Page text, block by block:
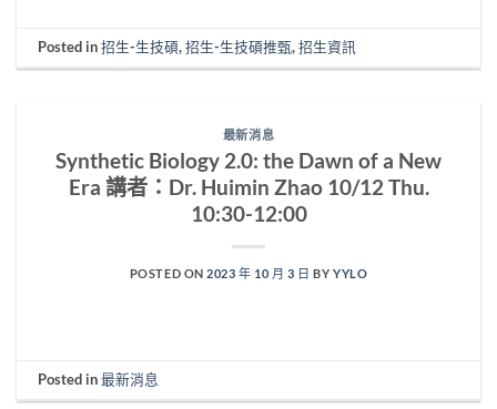
Posted in招生-生技碩,招生-生技碩推甄,招生資訊
最新消息
Synthetic Biology 2.0: the Dawn of a New
Era 講者：Dr. Huimin Zhao 10/12 Thu.
10:30-12:00
POSTED ON2023 年 10 月 3 日 BY YYLO
Posted in最新消息